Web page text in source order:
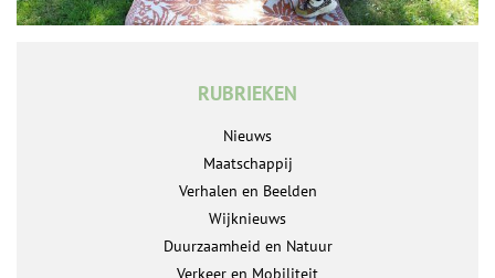
RUBRIEKEN
Nieuws
Maatschappij
Verhalen en Beelden
Wijknieuws
Duurzaamheid en Natuur